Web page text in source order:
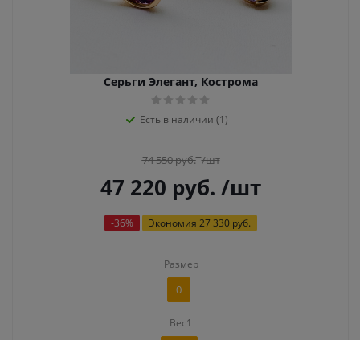
Серьги Элегант, Кострома
Есть в наличии (1)
74 550руб. /шт
47 220 руб. /шт
-36% Экономия 27 330 руб.
Размер
0
Вес1